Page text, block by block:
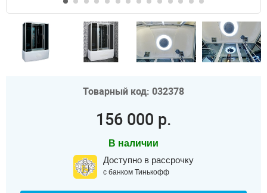
Товарный код: 032378
156 000 р.
В наличии
Доступно в рассрочку
с банком Тинькофф